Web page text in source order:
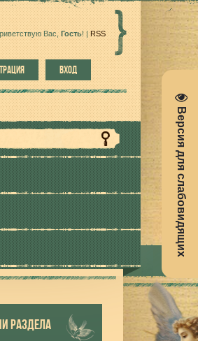
Версия для слабовидящих
Вас Гость! | RSS
ВХОД
РАЗДЕЛА